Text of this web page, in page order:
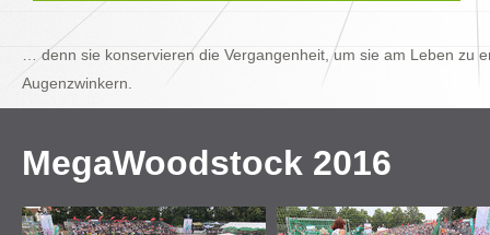
… denn sie konservieren die Vergangenheit, um sie am Leben
Augenzwinkern.
MegaWoodstock 2016